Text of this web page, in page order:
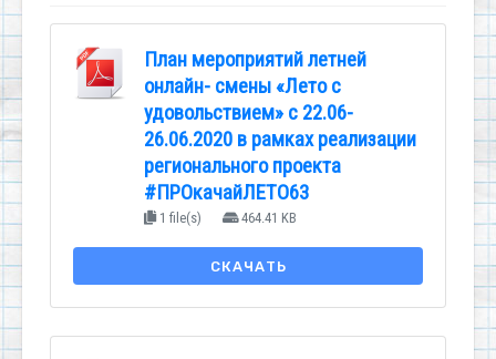
План мероприятий летней
онлайн- смены «Лето с
удовольствием» с 22.06-
26.06.2020 в рамках реализации
регионального проекта
#ПРОкачайЛЕТО63
1 file(s) 464.41 KB
СКАЧАТЬ